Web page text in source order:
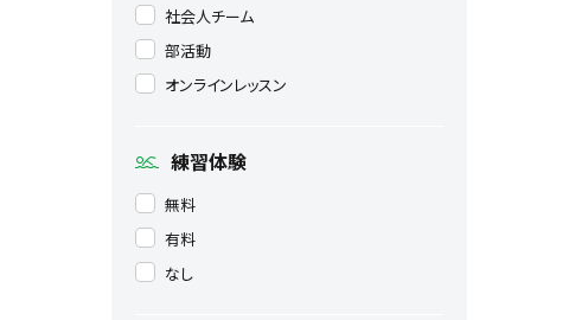
社会人チーム
部活動
オンラインレッスン
練習体験
無料
有料
なし